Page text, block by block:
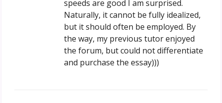
speeds are good I am surprised.
Naturally, it cannot be fully idealized,
but it should often be employed. By
the way, my previous tutor enjoyed
the forum, but could not differentiate
and purchase the essay)))